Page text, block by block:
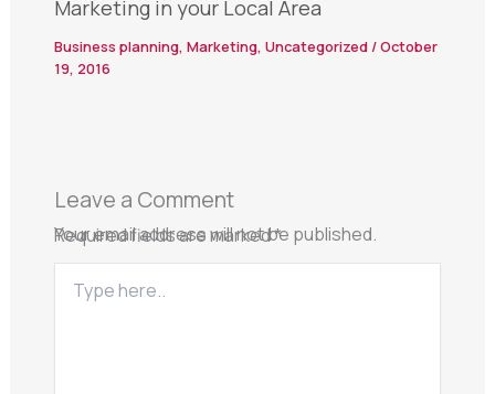
Marketing in your Local Area
Business planning, Marketing, Uncategorized/October
19, 2016
Leave a Comment
Your email address will not be published.
Required fields are marked*
here..